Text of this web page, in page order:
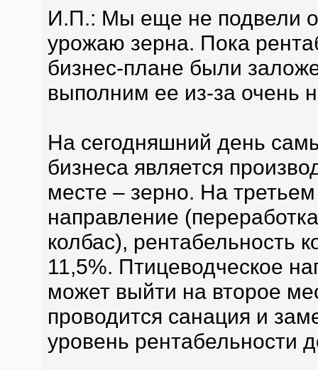
И.П.: Мы еще не подвели
урожаю зерна. Пока
бизнес-плане были
выполним ее из-за очень
На сегодняшний день
бизнеса является
месте – зерно. На
направление
колбас), рентабельность
11,5%. Птицеводческое
может выйти на второе
проводится санация и
уровень рентабельности